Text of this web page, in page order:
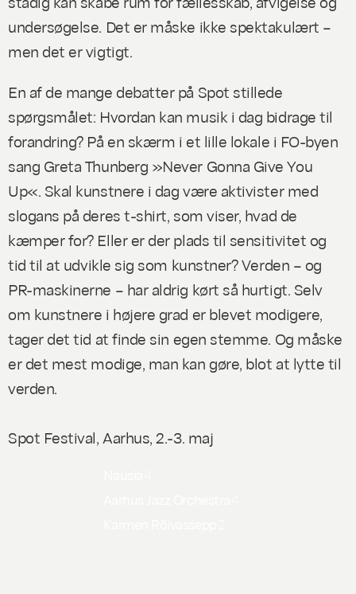
undersøgelse. Det er måske ikke spektakulært –
men det er vigtigt.
En af de mange debatter på Spot stillede
spørgsmålet: Hvordan kan musik i dag bidrage til
forandring? På en skærm i et lille lokale i FO-byen
sang Greta Thunberg »Never Gonna Give You
Up«. Skal kunstnere i dag være aktivister med
slogans på deres t-shirt, som viser, hvad de
kæmper for? Eller er der plads til sensitivitet og
tid til at udvikle sig som kunstner? Verden – og
PR-maskinerne – har aldrig kørt så hurtigt. Selv
om kunstnere i højere grad er blevet modigere,
tager det tid at finde sin egen stemme. Og måske
er det mest modige, man kan gøre, blot at lytte til
verden.
Spot Festival, Aarhus, 2.-3. maj